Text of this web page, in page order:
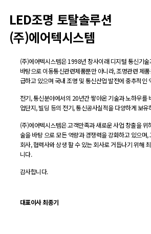
LED조명 토탈솔루션
(주)에어텍시스템
(주)에어텍시스템은 1998년 창사이래 디지털 통신기
바탕으로 이동통신관련제품뿐만 아니라, 조명관련 제
급하고 있으며 국내 조명 및 통신산업 발전에 중추적인
전기, 통신분야에서의 20년간 쌓아온 기술과 노하우를
업단지, 빌딩 등의 전기, 통신공사실적을 다양하게 보유
(주)에어텍시스템은 고객만족과 새로운 사업 창출을 위
술을 바탕 으로 모든 역량과 경쟁력을 강화하고 있으며
회사, 협력사와 상생 할 수 있는 회사로 거듭나기 위해
니다.
감사합니다.
대표이사 최종기